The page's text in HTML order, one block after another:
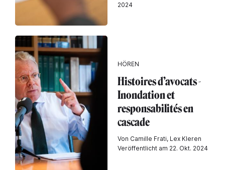
2024
HÖREN
Histoires d’avocats -
Inondation et
responsabilités en
cascade
Von Camille Frati, Lex Kleren
Veröffentlicht am 22. Okt. 2024